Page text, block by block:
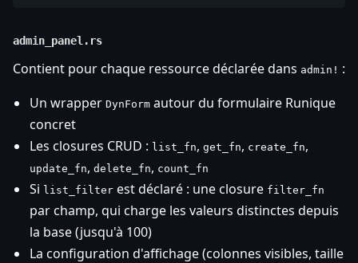
admin_panel.rs
Contient pour chaque ressource déclarée dans admin! :
Un wrapper DynForm autour du formulaire Runique
concret
Les closures CRUD : list_fn, get_fn, create_fn,
update_fn, delete_fn, count_fn
Si list_filter est déclaré : une closure filter_fn
par champ, qui charge les valeurs distinctes depuis
la base (jusqu'à 100)
La configuration d'affichage (colonnes visibles, taille